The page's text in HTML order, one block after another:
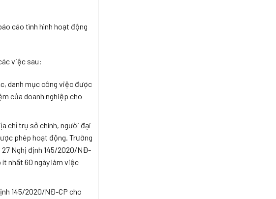
cáo tình hình hoạt động
việc sau:
danh mục công việc được
của doanh nghiệp cho
chỉ trụ sở chính, người đại
phép hoạt động. Trường
Nghị định 145/2020/NĐ-
nhất 60 ngày làm việc
145/2020/NĐ-CP cho